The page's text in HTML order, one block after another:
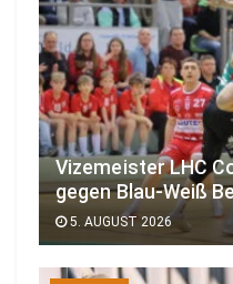
Vizemeister LHC
gegen Blau-Weiß
5. AUGUST 2026